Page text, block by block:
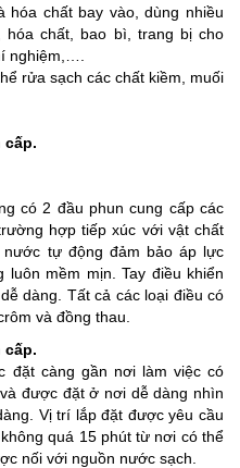
chất bay vào, dùng nhiều
hóa chất, bao bì, trang bị cho
nghiệm,….
rửa sạch các chất kiềm, muối
cấp.
có 2 đầu phun cung cấp các
hợp tiếp xúc với vật chất
tự động đảm bảo áp lực
mềm mịn. Tay điều khiển
dàng. Tất cả các loại điều có
và đồng thau.
cấp.
đặt càng gần nơi làm việc có
được đặt ở nơi dễ dàng nhìn
Vị trí lắp đặt được yêu cầu
quá 15 phút từ nơi có thể
nối với nguồn nước sạch.